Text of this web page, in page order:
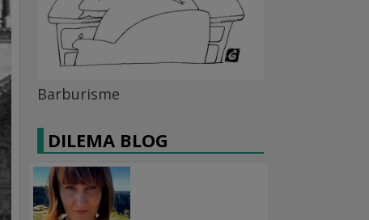
Barburisme
DILEMA BLOG